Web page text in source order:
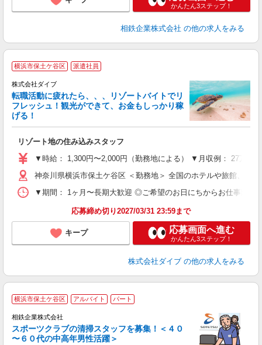
かんたん3ステップ！
相鉄企業株式会社 の他の求人をみる
横浜市保土ケ谷区 派遣社員
株式会社ダイブ
転職活動に疲れたら、、、リゾートバイトでリ
フレッシュ！観光ができて、お金もしっかり稼
げる！
リゾート地の住み込みスタッフ
▼時給： 1,300円〜2,000円（勤務地による） ▼月収例： 27万
神奈川県横浜市保土ケ谷区 ＜勤務地＞ 全国のホテルや旅館、温
▼期間： 1ヶ月〜長期大歓迎 ◎ご希望のお日にちからお仕事開
応募締め切り2027/03/31 23:59まで
キープ 応募画面へ進む
かんたん3ステップ！
株式会社ダイブ の他の求人をみる
横浜市保土ケ谷区 アルバイト パート
相鉄企業株式会社
スポーツクラブの清掃スタッフを募集！＜４０
〜６０代の中高年男性活躍＞